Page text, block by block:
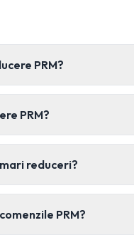
PRM?
PRM?
reduceri?
PRM?